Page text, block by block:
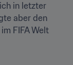
in letzter
aber den
FIFA Welt